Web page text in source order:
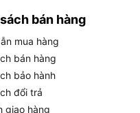
vực
bán hàng
mua hàng
bán hàng
bảo hành
đổi trả
giao hàng